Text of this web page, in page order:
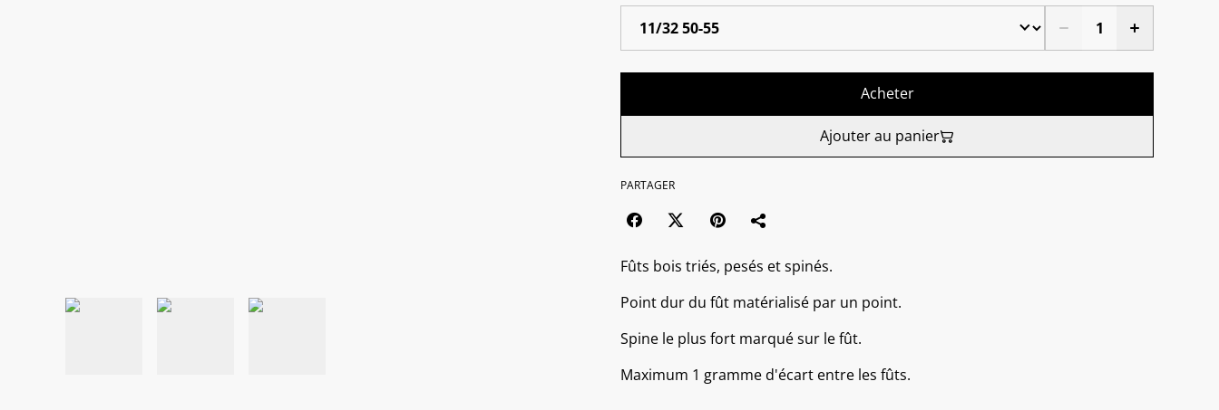
Acheter
Ajouter au panier
PARTAGER
Fûts bois triés, pesés et spinés.
Point dur du fût matérialisé par un point.
Spine le plus fort marqué sur le fût.
Maximum 1 gramme d'écart entre les fûts.